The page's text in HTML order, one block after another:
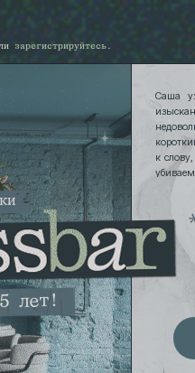
лет!
Саша
к
зарегистрируйтесь.